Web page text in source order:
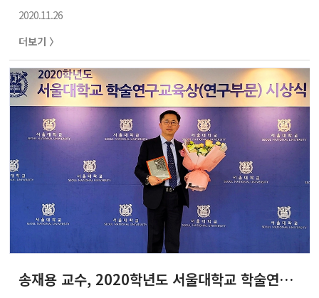
분이 대학 동기라는 걸 알게 되었을 때는 조금 놀랐습니다.
이 참 좁음을 다시 한번 느꼈네요. 근데 무엇보다 딸과 사위
의 행복이 제일 중요하다고 생각했고, 진심으로 축하해주었
습니다. 윤현철 동문) 처음에는 엄청 놀랐습니다. 생각지도
않던 아주 오래 전의 인연을 아들 며느리로 인해 다시 잇게
되었으니까요. 그런 후에는 매우 반갑고 안심이 되었습니
다. 졸업한 지 거의 40년 못 보았던 동기이긴 하지만 학창
시절의 사..
2020.11.26
더보기 〉
송재용 교수, 2020학년도 서울대학교 학술연구교육상(연구부문) 수상